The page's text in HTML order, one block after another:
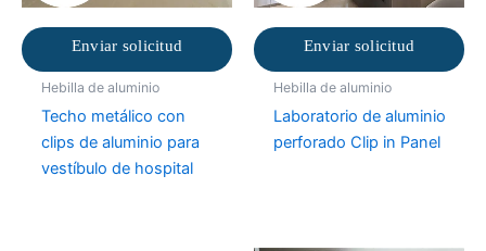
Enviar solicitud
Hebilla de aluminio
Techo metálico con
clips de aluminio para
vestíbulo de hospital
Enviar solicitud
Hebilla de aluminio
Laboratorio de aluminio
perforado Clip in Panel